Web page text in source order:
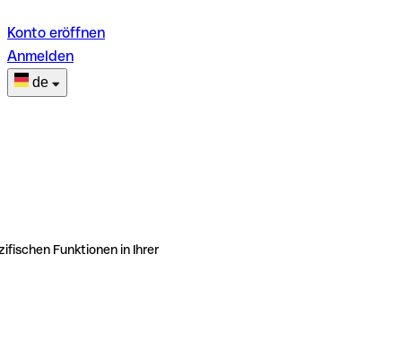
Konto eröffnen
Anmelden
de
Funktionen in Ihrer